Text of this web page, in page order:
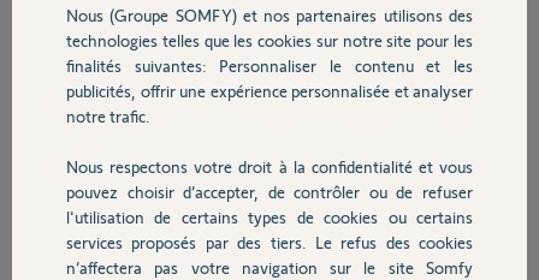
Sécurité
Domotique
Chauffage
Autres produits
toutes les telecommande et apprentissage de la course des vantaux,
et le probleme persiste. Avez vous une idée?
Bao P.
il y a environ 8 ans
Réponses
Nous (Groupe SOMFY) et nos partenaires utilisons des
technologies telles que les cookies sur notre site pour les
finalités suivantes: Personnaliser le contenu et les
publicités, offrir une expérience personnalisée et analyser
notre trafic.
Nous respectons votre droit à la confidentialité et vous
pouvez choisir d’accepter, de contrôler ou de refuser
l'utilisation de certains types de cookies ou certains
services proposés par des tiers. Le refus des cookies
n’affectera pas votre navigation sur le site Somfy